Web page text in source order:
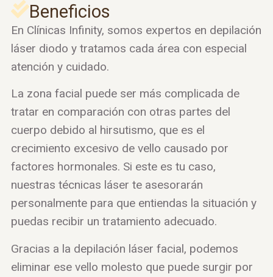
Beneficios
En Clínicas Infinity, somos expertos en depilación
láser diodo y tratamos cada área con especial
atención y cuidado.
La zona facial puede ser más complicada de
tratar en comparación con otras partes del
cuerpo debido al hirsutismo, que es el
crecimiento excesivo de vello causado por
factores hormonales. Si este es tu caso,
nuestras técnicas láser te asesorarán
personalmente para que entiendas la situación y
puedas recibir un tratamiento adecuado.
Gracias a la depilación láser facial, podemos
eliminar ese vello molesto que puede surgir por